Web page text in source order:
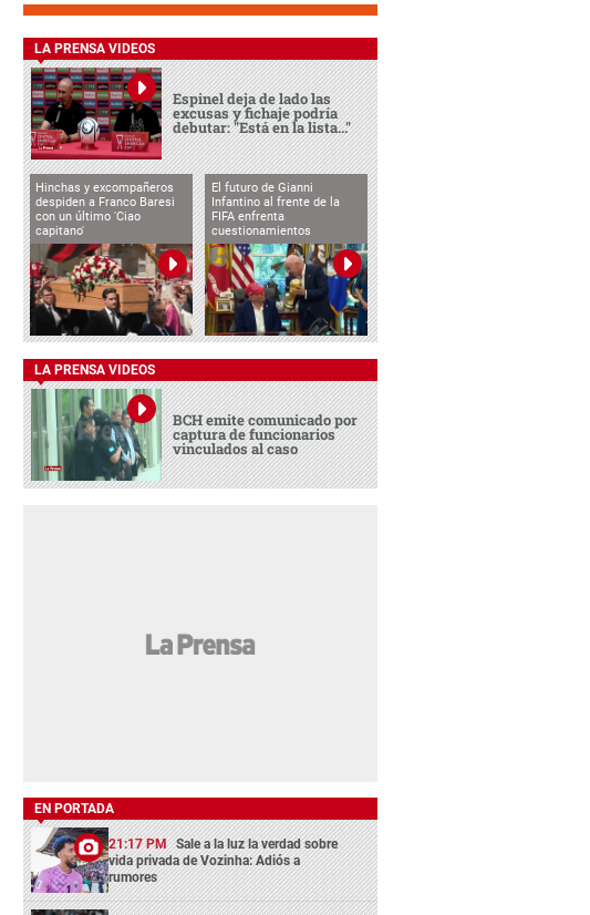
LA PRENSA VIDEOS
Espinel deja de lado las
excusas y fichaje podría
debutar: "Está en la lista..."
Hinchas y excompañeros
despiden a Franco Baresi
con un último 'Ciao
capitano'
El futuro de Gianni
Infantino al frente de la
FIFA enfrenta
cuestionamientos
LA PRENSA VIDEOS
BCH emite comunicado por
captura de funcionarios
vinculados al caso
EN PORTADA
21:17 PM Sale a la luz la verdad sobre
vida privada de Vozinha: Adiós a
rumores